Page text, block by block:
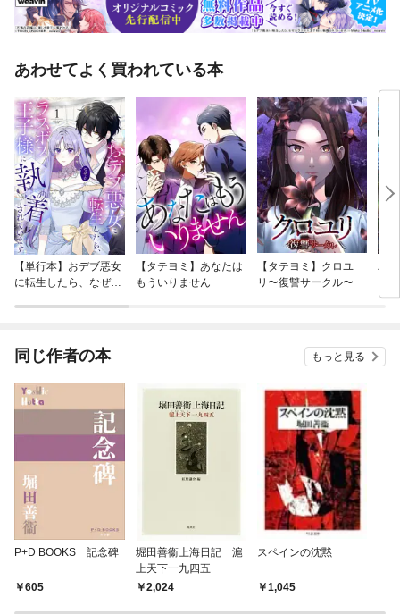
あわせてよく買われている本
【単行本】おデブ悪女
に転生したら、なぜか
【タテヨミ】あなたは
もういりません
【タテヨミ】クロユ
リ〜復讐サークル〜
バ
今
同じ作者の本 もっと見る
P+D BOOKS 記念碑
605
堀田善衞上海日記 滬
上天下一九四五
2,024
スペインの沈黙
1,045